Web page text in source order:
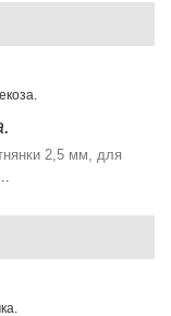
2,5 мм, для